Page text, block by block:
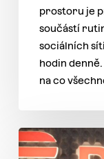
prostoru je
součástí
sociálních
hodin
na co